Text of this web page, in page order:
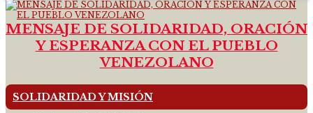
MENSAJE DE SOLIDARIDAD, ORACIÓN
Y ESPERANZA CON EL PUEBLO
VENEZOLANO
SOLIDARIDAD Y MISIÓN